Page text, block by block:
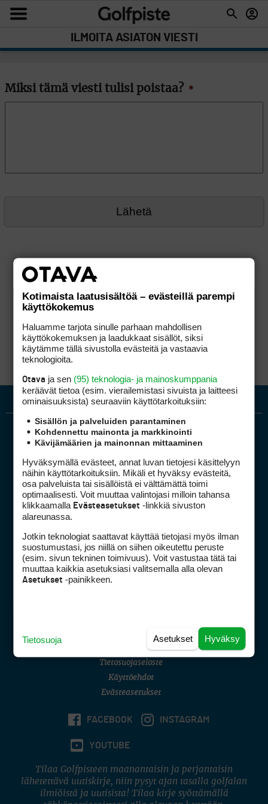
ILMOITA ASIATON VIESTI
Miksi tämä viesti tulisi poistaa? *
Golfpiste mediakortti
Golfpisteen yhteystiedot
DSA avoimuusraportti
Asiakaspalvelu
(digi) digi@otavamedia.fi
Tietosuojaseloste
Käyttöehdot
Evästeasetukset
FACEBOOK INSTAGRAM
YOUTUBE
Tilaa Golfpisteen maanantaisin ja perjantaisin
lähetettävä uutiskirje, niin pysyt ajan tasalla golfalan
ilmiöistä ja uutisista! Tilaa kirje syöttämällä
Kotimaista laatusisältöä – evästeillä parempi
käyttökokemus
Haluamme tarjota sinulle parhaan mahdollisen
käyttökokemuksen ja laadukkaat sisällöt, siksi
käytämme tällä sivustolla evästeitä ja vastaavia
teknologioita.
Otava ja sen (95) teknologia- ja mainoskumppania
keräävät tietoa (esim. vierailemis­tasi sivuista ja laitteesi
ominaisuuk­sista) seuraaviin käyttötarkoituksiin:
Sisällön ja palveluiden parantaminen
Kohdennettu mainonta ja markkinointi
Kävijämäärien ja mainonnan mittaaminen
Hyväksymällä evästeet, annat luvan tietojesi käsittelyyn
näihin käyttötarkoituksiin. Mikäli et hyväksy evästeitä,
osa palveluista tai sisällöistä ei välttämättä toimi
optimaalisesti. Voit muuttaa valintojasi milloin tahansa
klikkaamalla Evästeasetukset -linkkiä sivuston
alareunassa.
Jotkin teknologiat saattavat käyttää tietojasi myös ilman
suostumustasi, jos niillä on siihen oikeutettu peruste
(esim. sivun tekninen toimivuus). Voit vastustaa tätä tai
muuttaa kaikkia asetuksiasi valitsemalla alla olevan
Asetukset -painikkeen.
Hyväksy
Asetukset
Tietosuoja